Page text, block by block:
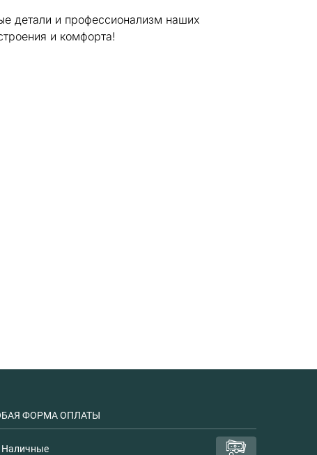
детали и профессионализм наших
и комфорта!
ФОРМА ОПЛАТЫ
Наличные